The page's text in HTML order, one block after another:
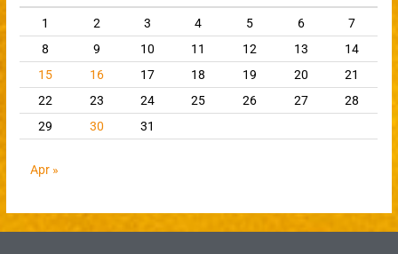
1 2 3 4 5 6
7
8
9 10 11 12 13
14
15
16 17 18 19 20
21
22
23 24 25 26 27
28
29
30 31
Apr »